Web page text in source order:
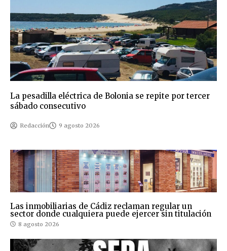
La pesadilla eléctrica de Bolonia se repite por tercer
sábado consecutivo
Redacción 9 agosto 2026
Las inmobiliarias de Cádiz reclaman regular un
sector donde cualquiera puede ejercer sin titulación
8 agosto 2026